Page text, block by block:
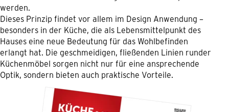
werden.
Dieses Prinzip findet vor allem im Design Anwendung –
besonders in der Küche, die als Lebensmittelpunkt des
Hauses eine neue Bedeutung für das Wohlbefinden
erlangt hat. Die geschmeidigen, fließenden Linien runder
Küchenmöbel sorgen nicht nur für eine ansprechende
Optik, sondern bieten auch praktische Vorteile.